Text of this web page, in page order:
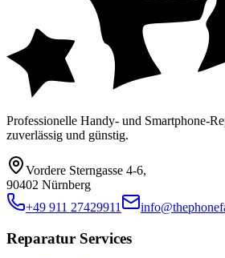
Professionelle Handy- und Smartphone-
zuverlässig und günstig.
Vordere Sterngasse 4-6,
90402 Nürnberg
+49 911 27429911
Reparatur Services